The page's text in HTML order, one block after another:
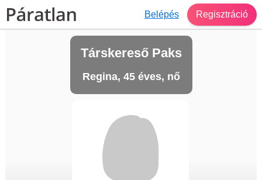
Belépés Regisztráció
Társkereső Paks
Regina, 45 éves, nő